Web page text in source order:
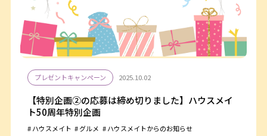
プレゼントキャンペーン 2025.10.02
【特別企画②の応募は締め切りました】ハウスメイ
ト50周年特別企画
ハウスメイト グルメ
ハウスメイトからのお知らせ